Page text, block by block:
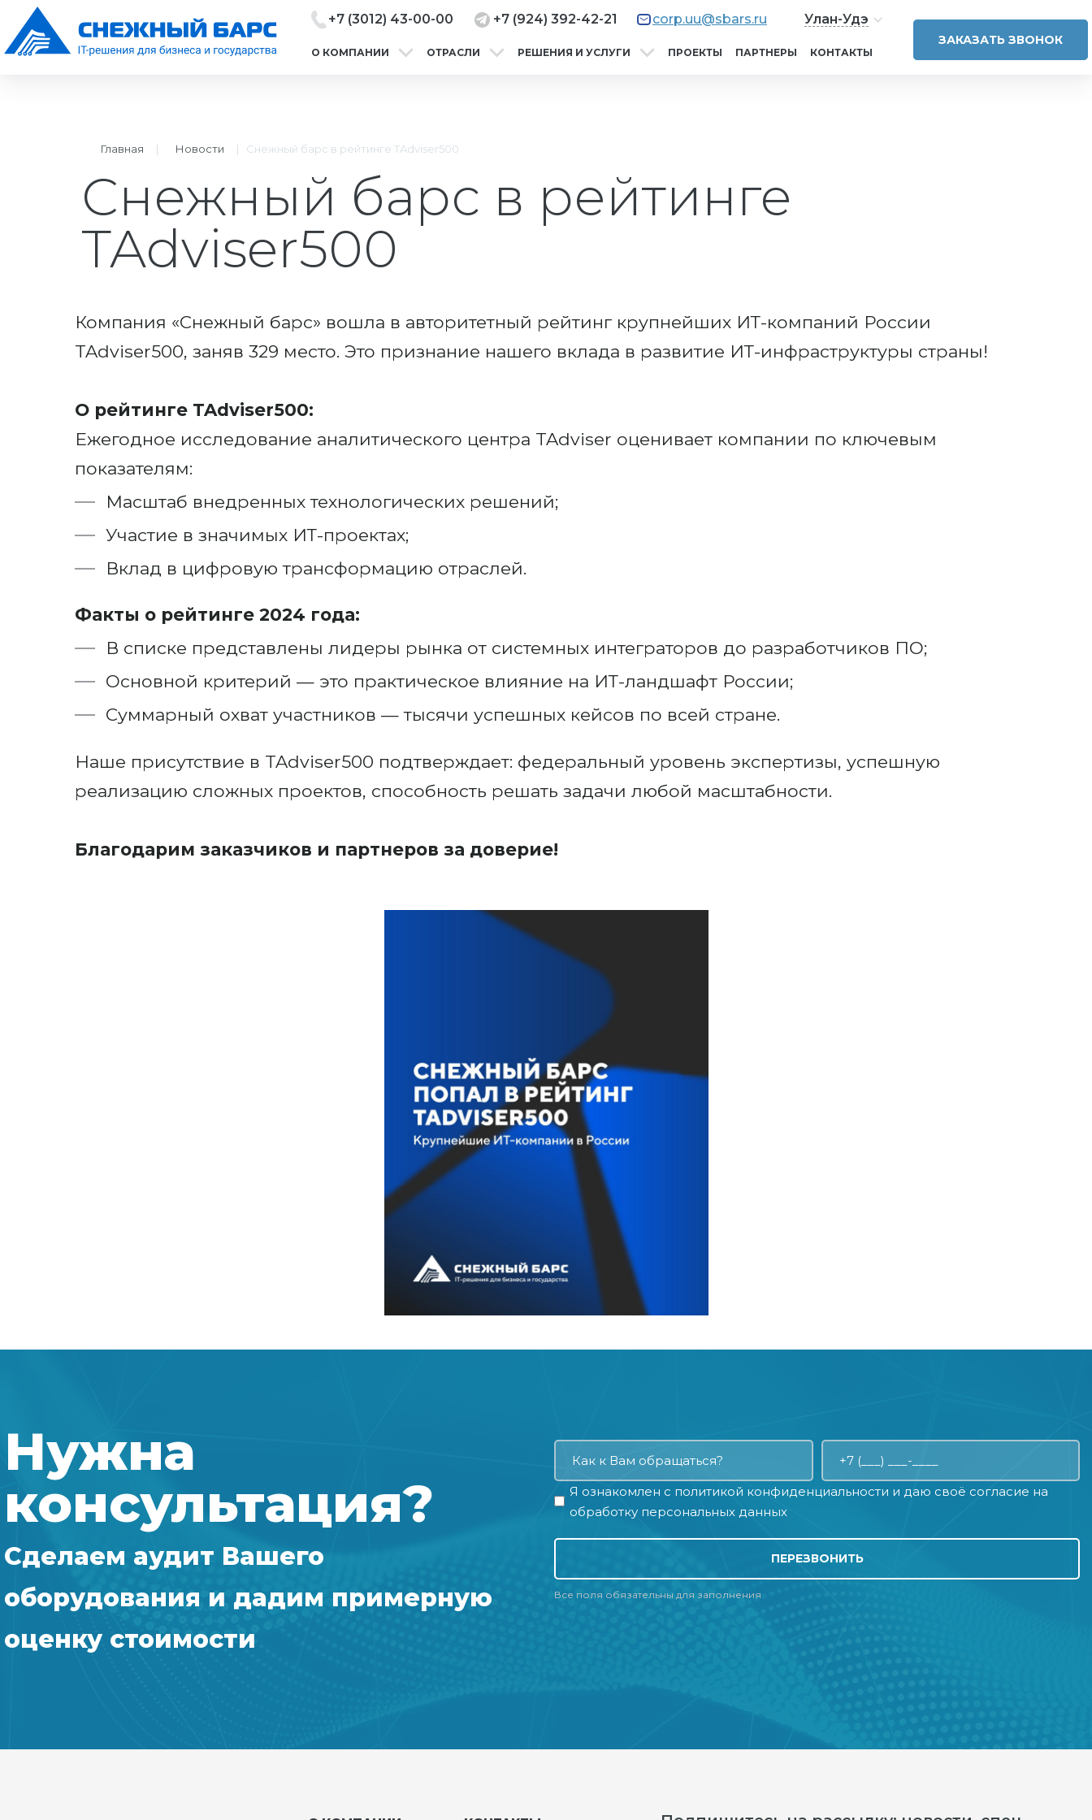
+7 (3012) 43-00-00 +7 (924) 392-42-21 corp.uu@sbars.ru Улан-Удэ
О КОМПАНИИ ОТРАСЛИ РЕШЕНИЯ И УСЛУГИ ПРОЕКТЫ ПАРТНЕРЫ КОНТАКТЫ
ЗАКАЗАТЬ ЗВОНОК
Главная | Новости | Снежный барс в рейтинге TAdviser500
Снежный барс в рейтинге
TAdviser500
Компания «Снежный барс» вошла в авторитетный рейтинг крупнейших ИТ-компаний России
TAdviser500, заняв 329 место. Это признание нашего вклада в развитие ИТ-инфраструктуры страны!
О рейтинге TAdviser500:
Ежегодное исследование аналитического центра TAdviser оценивает компании по ключевым
показателям:
Масштаб внедренных технологических решений;
Участие в значимых ИТ-проектах;
Вклад в цифровую трансформацию отраслей.
Факты о рейтинге 2024 года:
В списке представлены лидеры рынка от системных интеграторов до разработчиков ПО;
Основной критерий — это практическое влияние на ИТ-ландшафт России;
Суммарный охват участников — тысячи успешных кейсов по всей стране.
Наше присутствие в TAdviser500 подтверждает: федеральный уровень экспертизы, успешную
реализацию сложных проектов, способность решать задачи любой масштабности.
Благодарим заказчиков и партнеров за доверие!
Нужна
консультация?
Сделаем аудит Вашего
оборудования и дадим примерную
оценку стоимости
Я ознакомлен с политикой конфиденциальности и даю своё согласие на
обработку персональных данных
ПЕРЕЗВОНИТЬ
Все поля обязательны для заполнения